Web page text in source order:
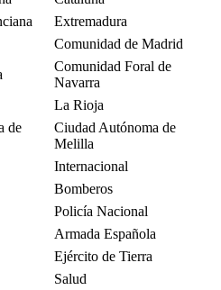
Extremadura
Comunidad de Madrid
Comunidad Foral de
Navarra
La Rioja
de
Ciudad Autónoma de
Melilla
Internacional
Bomberos
Policía Nacional
Armada Española
Ejército de Tierra
Salud